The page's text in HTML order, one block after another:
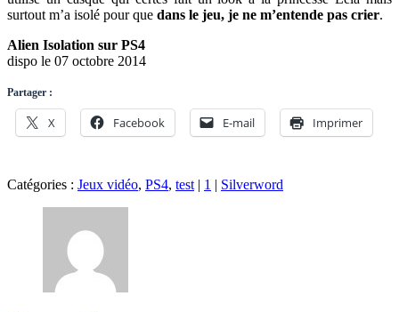
surtout m’a isolé pour que dans le jeu, je ne m’entende pas crier.
Alien Isolation sur PS4
dispo le 07 octobre 2014
Partager :
X Facebook E-mail Imprimer
Catégories : Jeux vidéo, PS4, test | 1 | Silverword